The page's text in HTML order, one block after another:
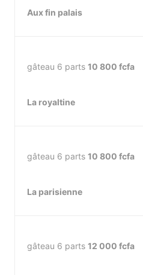
Aux fin palais
gâteau 6 parts 10 800 fcfa
La royaltine
gâteau 6 parts 10 800 fcfa
La parisienne
gâteau 6 parts 12 000 fcfa